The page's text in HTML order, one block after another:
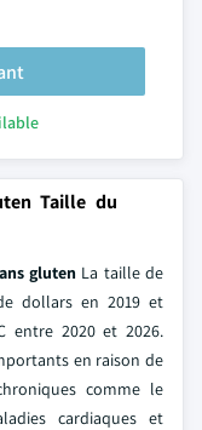
Taille du
gluten La taille de
dollars en 2019 et
entre 2020 et 2026.
en raison de
comme le
cardiaques et